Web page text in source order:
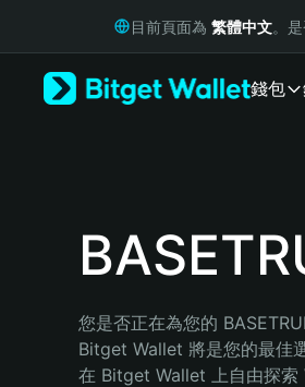
Русский
Bahasa Indonesia
目前頁面為 繁體中文。
錢包
您是否正在為您的
Bitget Wallet 將是您的最佳
在 Bitget Wallet 上自由探索